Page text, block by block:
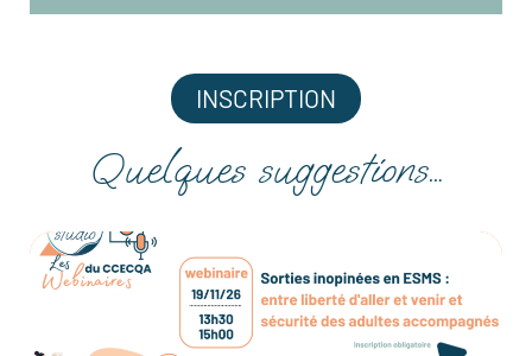
INSCRIPTION
Quelques suggestions…